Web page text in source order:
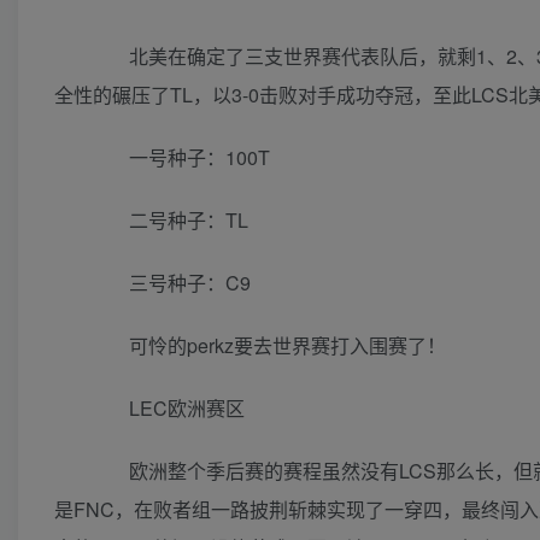
北美在确定了三支世界赛代表队后，就剩1、2、
全性的碾压了TL，以3-0击败对手成功夺冠，至此LCS
一号种子：100T
二号种子：TL
三号种子：C9
可怜的perkz要去世界赛打入围赛了！
LEC欧洲赛区
欧洲整个季后赛的赛程虽然没有LCS那么长，但
是FNC，在败者组一路披荆斩棘实现了一穿四，最终闯